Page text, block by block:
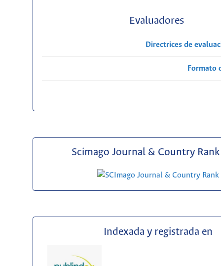
Evaluadores
Directrices de
Formato
Scimago Journal & Country Rank
Indexada y registrada en